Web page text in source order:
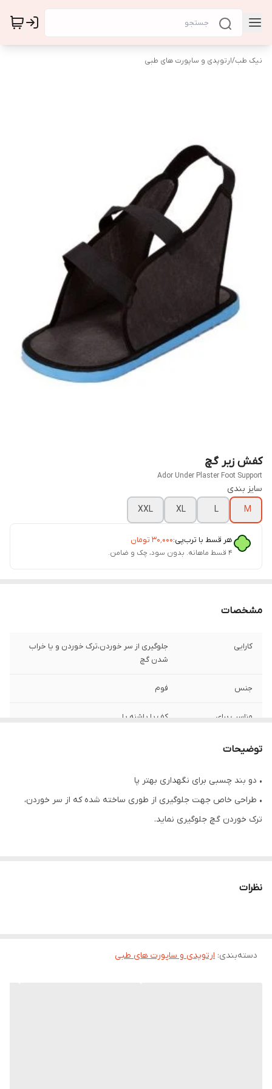
نیک طب/ارتوپدی و ساپورت های طبی
کفش زیر گچ
Ador Under Plaster Foot Support
سایز بندی
M
L
XL
XXL
هر قسط با ترب‌پی:۳۰٬۰۰۰ تومان
۴ قسط ماهانه. بدون سود، چک و ضامن.
مشخصات
کارایی
جلوگیری از سر خوردن،ترک خوردن و یا خراب
شدن گچ
جنس فوم
مناسب برای کف پا پاشنه پا
توضیحات
• دو بند چسبی برای نگهداری بهتر پا
• طراحی خاص جهت جلوگیری از طوری ساخته شده که از سر خوردن،
ترک خوردن گچ جلوگیری نماید.
استفاده شده است، نباید توسط فرد دیگری مورد استفاده مجدد قرار
نظرات
دسته‌بندی: ارتوپدی و ساپورت های طبی